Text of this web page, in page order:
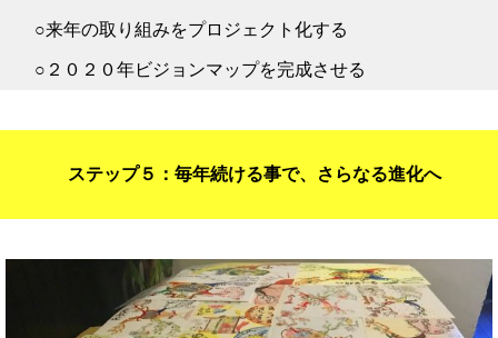
○来年の取り組みをプロジェクト化する
○２０２０年ビジョンマップを完成させる
ステップ５：毎年続ける事で、さらなる進化へ